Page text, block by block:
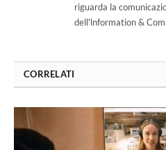
riguarda la
dell'lnformation &
CORRELATI